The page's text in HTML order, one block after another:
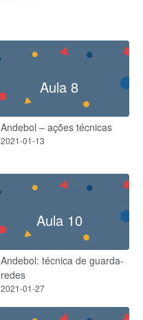
Aula 8
Andebol – ações técnicas
2021-01-13
Aula 10
Andebol: técnica de guarda-
redes
2021-01-27